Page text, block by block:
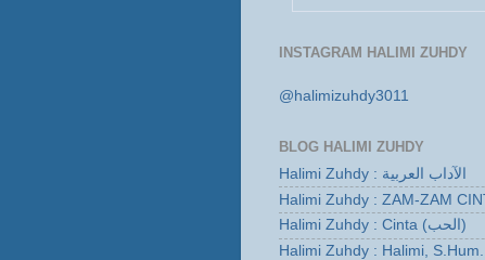
INSTAGRAM HALIMI ZUHDY
@halimizuhdy3011
BLOG HALIMI ZUHDY
Halimi Zuhdy : الآداب العربية
Halimi Zuhdy : ZAM-ZAM
Halimi Zuhdy : Cinta (الحب)
Halimi Zuhdy : Halimi,